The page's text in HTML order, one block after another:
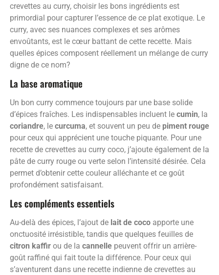
crevettes au curry, choisir les bons ingrédients est
primordial pour capturer l’essence de ce plat exotique. Le
curry, avec ses nuances complexes et ses arômes
envoûtants, est le cœur battant de cette recette. Mais
quelles épices composent réellement un mélange de curry
digne de ce nom?
La base aromatique
Un bon curry commence toujours par une base solide
d’épices fraîches. Les indispensables incluent le cumin, la
coriandre, le curcuma, et souvent un peu de piment rouge
pour ceux qui apprécient une touche piquante. Pour une
recette de crevettes au curry coco, j’ajoute également de la
pâte de curry rouge ou verte selon l’intensité désirée. Cela
permet d’obtenir cette couleur alléchante et ce goût
profondément satisfaisant.
Les compléments essentiels
Au-delà des épices, l’ajout de lait de coco apporte une
onctuosité irrésistible, tandis que quelques feuilles de
citron kaffir ou de la cannelle peuvent offrir un arrière-
goût raffiné qui fait toute la différence. Pour ceux qui
s’aventurent dans une recette indienne de crevettes au